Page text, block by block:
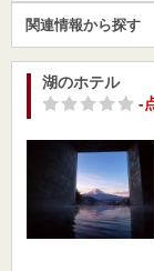
関連情報から探す
湖のホテル
-